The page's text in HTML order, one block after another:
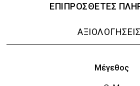
ΕΠΙΠΡΌΣΘΕΤΕΣ
Μέγεθος